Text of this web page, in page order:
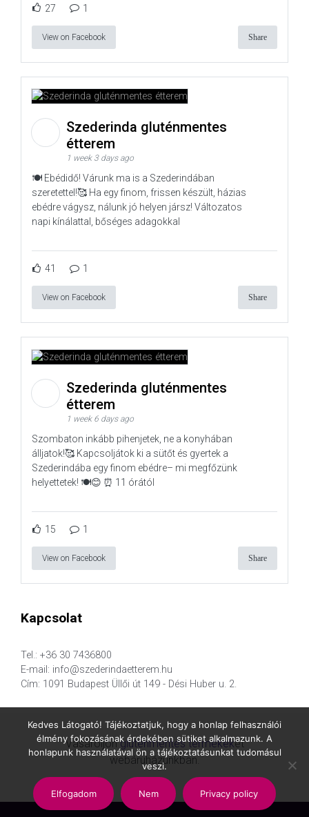
27 1
View on Facebook Share
Szederinda gluténmentes
étterem
1 week 3 days ago
🍽️ Ebédidő! Várunk ma is a Szederindában
szeretettel!🥰 Ha egy finom, frissen készült, házias
ebédre vágysz, nálunk jó helyen jársz! Változatos
napi kínálattal, bőséges adagokkal
41 1
View on Facebook Share
Szederinda gluténmentes
étterem
1 week 6 days ago
Szombaton inkább pihenjetek, ne a konyhában
álljatok!🥰 Kapcsoljátok ki a sütőt és gyertek a
Szederindába egy finom ebédre– mi megfőzünk
helyettetek! 🍽️😊 ⏰ 11 órától
15 1
View on Facebook Share
Kapcsolat
Tel.: +36 30 7436800
E-mail: info@szederindaetterem.hu
Cím: 1091 Budapest Üllői út 149 - Dési Huber u. 2.
Vásároljongluténmentes termékeket
webáruházunkban.
Kedves Látogató! Tájékoztatjuk, hogy a honlap felhasználói
élmény fokozásának érdekében sütiket alkalmazunk. A
honlapunk használatával ön a tájékoztatásunkat tudomásul
veszi.
Elfogadom Nem Privacy policy